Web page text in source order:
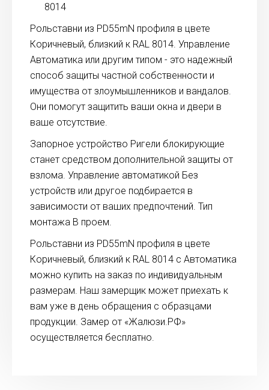
8014
Рольставни из PD55mN профиля в цвете
Коричневый, близкий к RAL 8014. Управление
Автоматика или другим типом - это надежный
способ защиты частной собственности и
имущества от злоумышленников и вандалов.
Они помогут защитить ваши окна и двери в
ваше отсутствие.
Запорное устройство Ригели блокирующие
станет средством дополнительной защиты от
взлома. Управление автоматикой Без
устройств или другое подбирается в
зависимости от ваших предпочтений. Тип
монтажа В проем.
Рольставни из PD55mN профиля в цвете
Коричневый, близкий к RAL 8014 с Автоматика
можно купить на заказ по индивидуальным
размерам. Наш замерщик может приехать к
вам уже в день обращения с образцами
продукции. Замер от «Жалюзи.РФ»
осуществляется бесплатно.